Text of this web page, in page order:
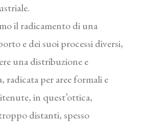
il radicamento di una
e dei suoi processi diversi,
una distribuzione e
radicata per aree formali e
in quest’ottica,
distanti, spesso